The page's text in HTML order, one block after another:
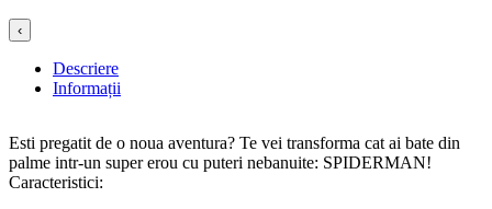
‹
Descriere
Informații
Esti pregatit de o noua aventura? Te vei transforma cat ai bate din
palme intr-un super erou cu puteri nebanuite: SPIDERMAN!
Caracteristici: